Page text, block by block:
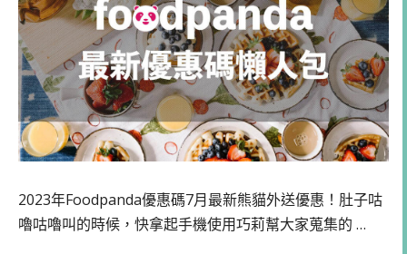
2023年Foodpanda優惠碼7月最新熊貓外送優惠！肚子咕
嚕咕嚕叫的時候，快拿起手機使用巧莉幫大家蒐集的 …